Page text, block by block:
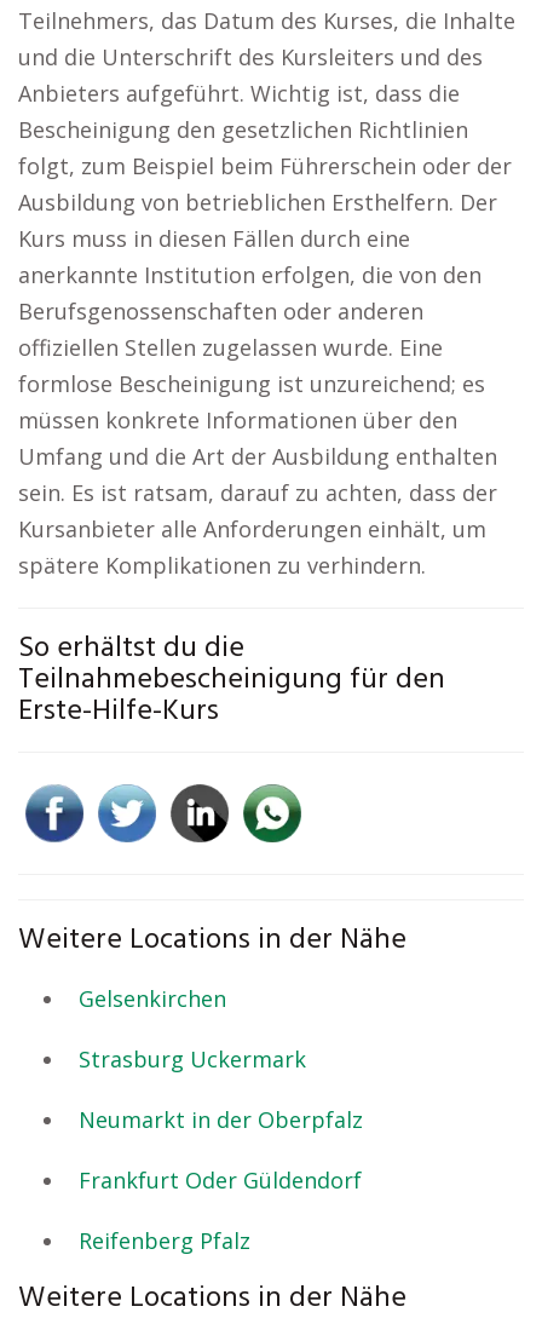
Teilnehmers, das Datum des Kurses, die Inhalte
und die Unterschrift des Kursleiters und des
Anbieters aufgeführt. Wichtig ist, dass die
Bescheinigung den gesetzlichen Richtlinien
folgt, zum Beispiel beim Führerschein oder der
Ausbildung von betrieblichen Ersthelfern. Der
Kurs muss in diesen Fällen durch eine
anerkannte Institution erfolgen, die von den
Berufsgenossenschaften oder anderen
offiziellen Stellen zugelassen wurde. Eine
formlose Bescheinigung ist unzureichend; es
müssen konkrete Informationen über den
Umfang und die Art der Ausbildung enthalten
sein. Es ist ratsam, darauf zu achten, dass der
Kursanbieter alle Anforderungen einhält, um
spätere Komplikationen zu verhindern.
So erhältst du die
Teilnahmebescheinigung für den
Erste-Hilfe-Kurs
Weitere Locations in der Nähe
Gelsenkirchen
Strasburg Uckermark
Neumarkt in der Oberpfalz
Frankfurt Oder Güldendorf
Reifenberg Pfalz
Weitere Locations in der Nähe